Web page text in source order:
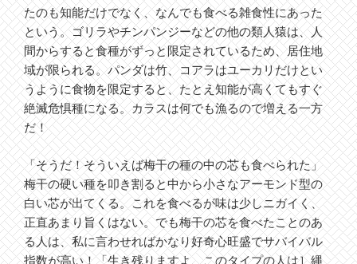
たのも知能だけでなく、なんでも食べる雑食性にあった
という。ゴリラやチンパンジーなどの他の類人猿は、人
間からすると食種がずっと限定されているため、居住地
域が限られる。パンダは竹、コアラはユーカリだけとい
うように食物を限定すると、たとえ知能が高くてもすぐ
絶滅危惧種になる。カラスは何でも漁るので増える一方
だ！
「そうだ！そういえば梅干の種の中の芯も食べられた」
梅干の硬い種を叩き割ると中から小さなアーモンド型の
白い芯が出てくる。これを食べるが味は少しニガイく、
正直あまり旨くはない。でも梅干の芯を食べたことのあ
る人は、私に言わせればかなり好奇心旺盛でサバイバル
指数が高い！「生き残りますよ、このタイプの人は］縄